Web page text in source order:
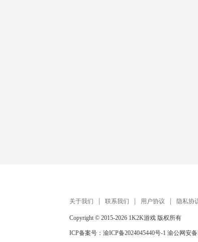
关于我们 联系我们 用户协议 隐私协
Copyright © 2015-2026 1K2K游戏 版权所有
ICP备案号： 渝ICP备2024045440号-1 渝公网安备